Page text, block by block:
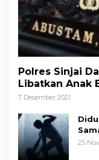
Polres Sinjai
Libatkan Anak
7 Desember 2021
25